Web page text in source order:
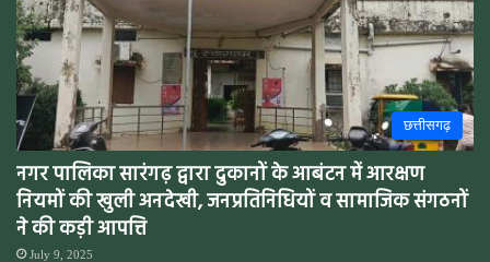
छत्तीसगढ़
नगर पालिका सारंगढ़ द्वारा दुकानों के आबंटन में आरक्षण
नियमों की खुली अनदेखी, जनप्रतिनिधियों व सामाजिक संगठनों
ने की कड़ी आपत्ति
July 9, 2025